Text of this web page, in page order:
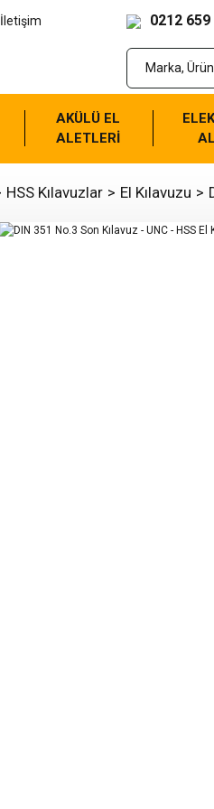
İletişim 0212 659
AKÜLÜ EL
ALETLERİ
HSS Kılavuzlar El Kılavuzu